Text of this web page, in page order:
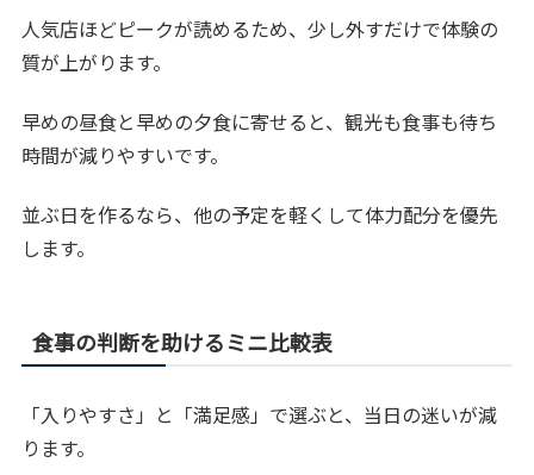
人気店ほどピークが読めるため、少し外すだけで体験の
質が上がります。
早めの昼食と早めの夕食に寄せると、観光も食事も待ち
時間が減りやすいです。
並ぶ日を作るなら、他の予定を軽くして体力配分を優先
します。
食事の判断を助けるミニ比較表
「入りやすさ」と「満足感」で選ぶと、当日の迷いが減
ります。